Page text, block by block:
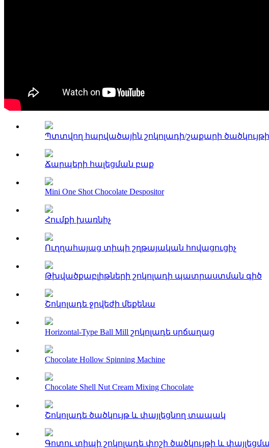
Պտտվող հարվածային շոկոլադի/շաքարի
Ճարպերի հալեցման բաք
Mini One Shot Chocolate Despositor
Հումքի խառնիչ
Ուղղահայաց տիպի շղթայական հովացուցիչ
Թխվածքաբլիթների շոկոլադի պատրաստման գիծ
Շոկոլադե ջրվեժի մեքենա
Horizontal-Type Ball Mill շոկոլադե սրճաղաց
Chocolate Hollow Spinning Machine
Chocolate Shell Nut Cream Mixing Chocolate
Շոկոլադե ծածկույթ և փայլեցնող տապակ
Գոտու տիպի շոկոլադե փոշի ծածկույթի և